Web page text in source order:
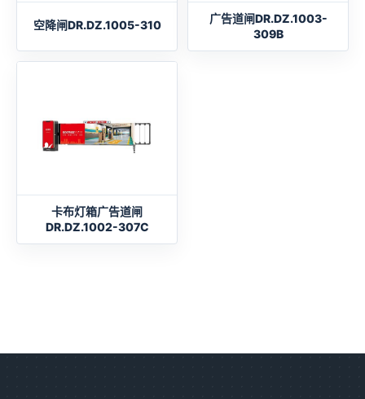
空降闸DR.DZ.1005-310
广告道闸DR.DZ.1003-
309B
卡布灯箱广告道闸
DR.DZ.1002-307C